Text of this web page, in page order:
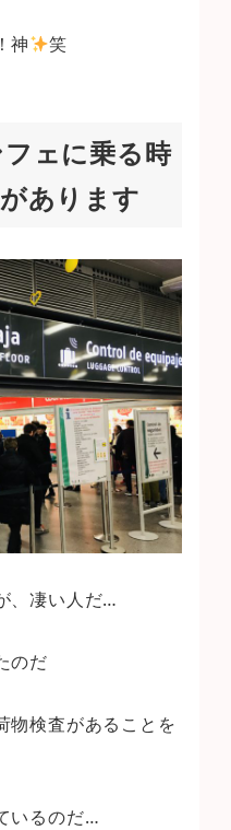
神 笑
ェに乗る時
あります
、凄い人だ…
のだ
物検査があることを
いるのだ…